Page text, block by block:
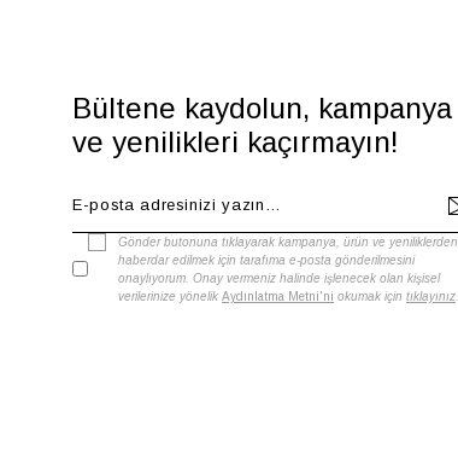
Bültene kaydolun, kampanya
ve yenilikleri kaçırmayın!
Gönder butonuna tıklayarak kampanya, ürün ve yeniliklerden
haberdar edilmek için tarafıma e-posta gönderilmesini
onaylıyorum. Onay vermeniz halinde işlenecek olan kişisel
verilerinize yönelik Aydınlatma Metni'ni okumak için tıklayınız